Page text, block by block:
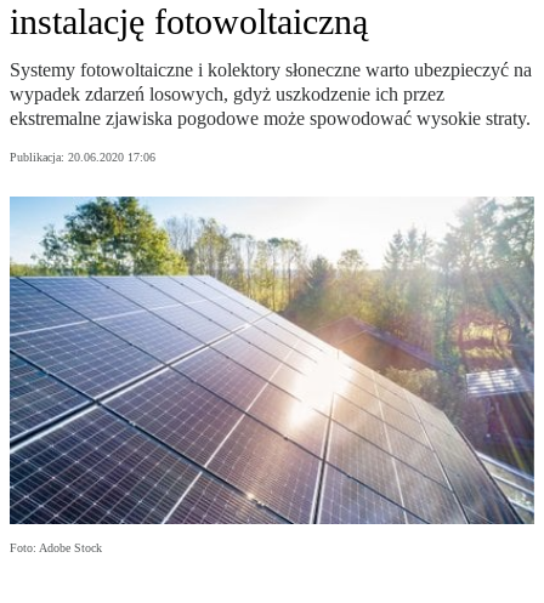
instalację fotowoltaiczną
Systemy fotowoltaiczne i kolektory słoneczne warto ubezpieczyć na
wypadek zdarzeń losowych, gdyż uszkodzenie ich przez
ekstremalne zjawiska pogodowe może spowodować wysokie straty.
Publikacja: 20.06.2020 17:06
Foto: Adobe Stock